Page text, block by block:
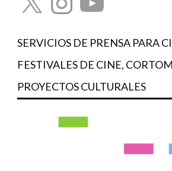
SERVICIOS DE PRENSA PARA
FESTIVALES DE CINE,
PROYECTOS CULTURALES